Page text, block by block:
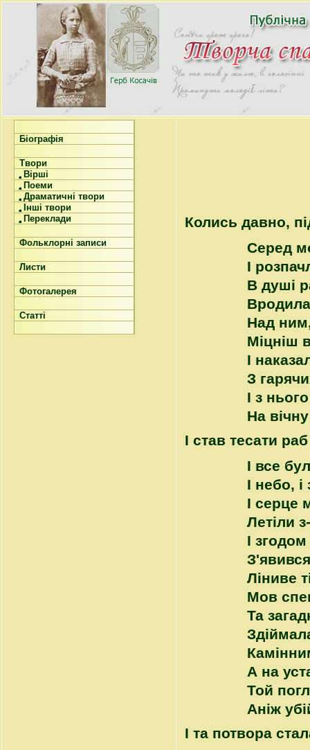
Біографія
Твори
Вірші
Поеми
Драматичні твори
Інші твори
Переклади
Фольклорні записи
Листи
Фотогалерея
Статті
Колись давно,
Серед
І
В душі
Над
Міцніш
І
З
І з
На
І став тесати
І все
І небо, і
І серце
Летіли
І
Ліниве
Мов
Та
А на
Той
Аніж
І та потвора